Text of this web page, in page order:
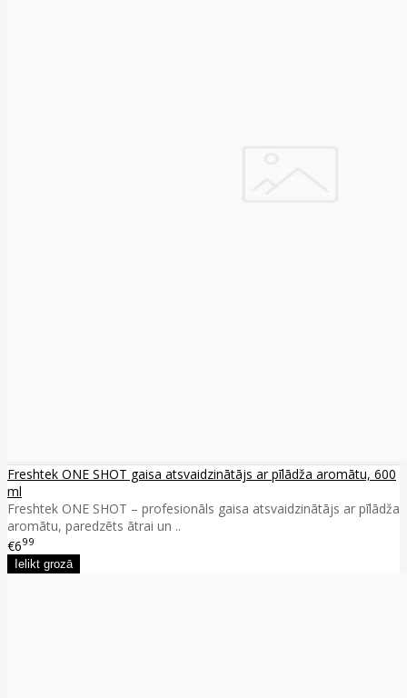
Freshtek ONE SHOT gaisa atsvaidzinātājs ar pīlādža aromātu, 600
ml
Freshtek ONE SHOT – profesionāls gaisa atsvaidzinātājs ar pīlādža
aromātu, paredzēts ātrai un ..
€699